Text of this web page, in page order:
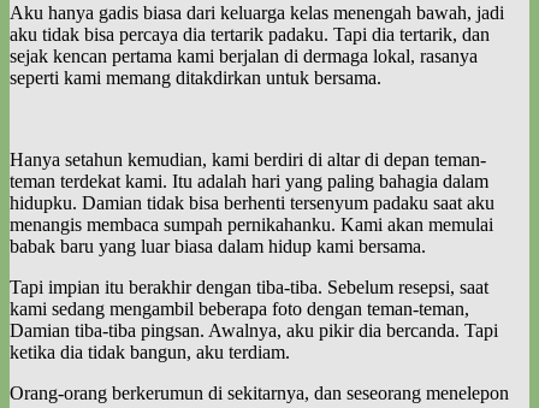
Aku hanya gadis biasa dari keluarga kelas menengah bawah, jadi
aku tidak bisa percaya dia tertarik padaku. Tapi dia tertarik, dan
sejak kencan pertama kami berjalan di dermaga lokal, rasanya
seperti kami memang ditakdirkan untuk bersama.
Hanya setahun kemudian, kami berdiri di altar di depan teman-
teman terdekat kami. Itu adalah hari yang paling bahagia dalam
hidupku. Damian tidak bisa berhenti tersenyum padaku saat aku
menangis membaca sumpah pernikahanku. Kami akan memulai
babak baru yang luar biasa dalam hidup kami bersama.
Tapi impian itu berakhir dengan tiba-tiba. Sebelum resepsi, saat
kami sedang mengambil beberapa foto dengan teman-teman,
Damian tiba-tiba pingsan. Awalnya, aku pikir dia bercanda. Tapi
ketika dia tidak bangun, aku terdiam.
Orang-orang berkerumun di sekitarnya, dan seseorang menelepon